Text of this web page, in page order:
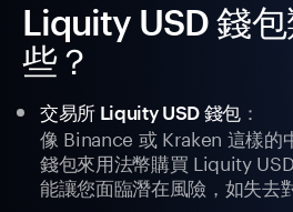
Liquity USD 錢
些？
交易所 Liquity USD 錢包：
像 Binance 或 Kraken 這樣的
錢包來用法幣購買 Liquity
能讓您面臨潛在風險，如失去